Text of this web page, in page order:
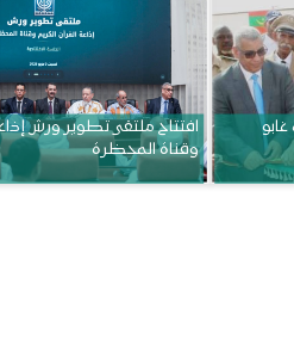
غابو
افتتاح ملتقى تطوير ورش
وقناة المحظرة